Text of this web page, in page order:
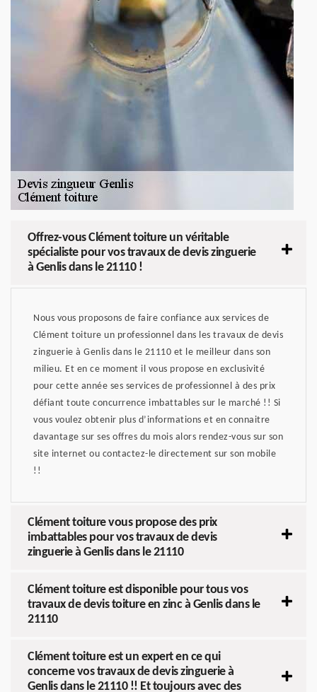
Offrez-vous Clément toiture un véritable
spécialiste pour vos travaux de devis zinguerie
à Genlis dans le 21110 !
Nous vous proposons de faire confiance aux services de
Clément toiture un professionnel dans les travaux de devis
zinguerie à Genlis dans le 21110 et le meilleur dans son
milieu. Et en ce moment il vous propose en exclusivité
pour cette année ses services de professionnel à des prix
défiant toute concurrence imbattables sur le marché !! Si
vous voulez obtenir plus d’informations et en connaitre
davantage sur ses offres du mois alors rendez-vous sur son
site internet ou contactez-le directement sur son mobile
!!
Clément toiture vous propose des prix
imbattables pour vos travaux de devis
zinguerie à Genlis dans le 21110
Clément toiture est disponible pour tous vos
travaux de devis toiture en zinc à Genlis dans le
21110
Clément toiture est un expert en ce qui
concerne vos travaux de devis zinguerie à
Genlis dans le 21110 !! Et toujours avec des